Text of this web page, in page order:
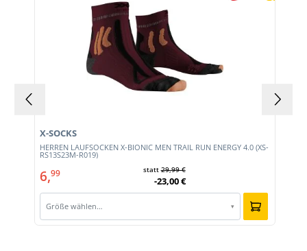
HERREN LAUFSOCKEN X-BIONIC MEN TRAIL RUN ENERGY 4.0 (XS-
RS13S23M-R019)
X-SOCKS
6,99 statt29,99 €
-23,00 €
Größe wählen… ▾